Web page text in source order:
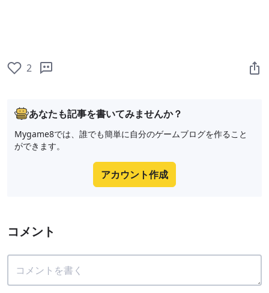
2
あなたも記事を書いてみませんか？
Mygame8では、誰でも簡単に自分のゲームブログを作ること
ができます。
アカウント作成
コメント